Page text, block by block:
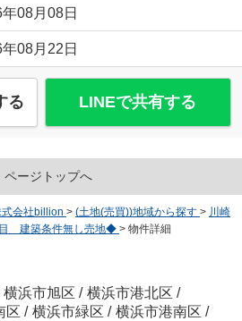
08月08日
08月22日
る LINEで共有する
ページトップへ
会社billion > (土地(売買))地域から探す > 川崎
建築条件無し売地◆ > 物件詳細
横浜市旭区 / 横浜市港北区 /
区 / 横浜市緑区 / 横浜市港南区 /